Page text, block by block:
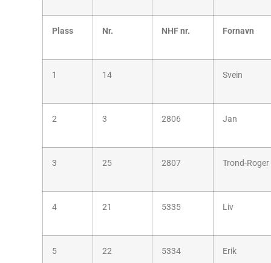
Plass Nr. NHF nr. Fornavn
1 14 Svein
2 3 2806 Jan
3 25 2807 Trond-Roger
4 21 5335 Liv
5 22 5334 Erik